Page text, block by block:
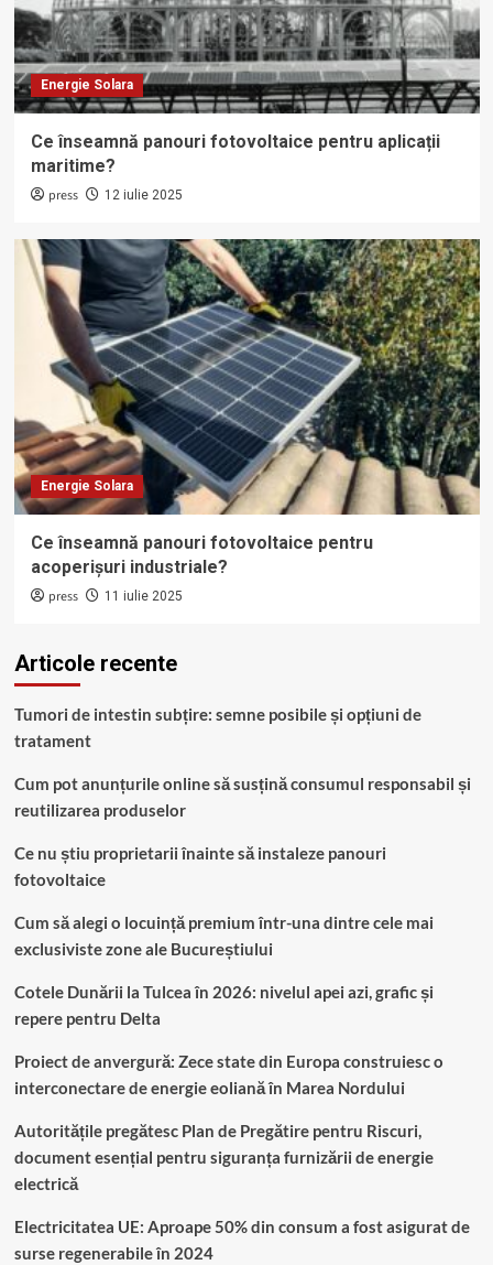
Energie Solara
Ce înseamnă panouri fotovoltaice pentru aplicații
maritime?
press 12 iulie 2025
Energie Solara
Ce înseamnă panouri fotovoltaice pentru
acoperișuri industriale?
press 11 iulie 2025
Articole recente
Tumori de intestin subțire: semne posibile și opțiuni de
tratament
Cum pot anunțurile online să susțină consumul responsabil și
reutilizarea produselor
Ce nu știu proprietarii înainte să instaleze panouri
fotovoltaice
Cum să alegi o locuință premium într-una dintre cele mai
exclusiviste zone ale Bucureștiului
Cotele Dunării la Tulcea în 2026: nivelul apei azi, grafic și
repere pentru Delta
Proiect de anvergură: Zece state din Europa construiesc o
interconectare de energie eoliană în Marea Nordului
Autoritățile pregătesc Plan de Pregătire pentru Riscuri,
document esențial pentru siguranța furnizării de energie
electrică
Electricitatea UE: Aproape 50% din consum a fost asigurat de
surse regenerabile în 2024